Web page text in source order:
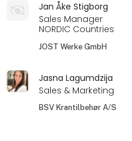
Jan Åke Stigborg
Sales Manager
NORDIC Countries
JOST Werke GmbH
Jasna Lagumdzija
Sales & Marketing
BSV Krantilbehør A/S